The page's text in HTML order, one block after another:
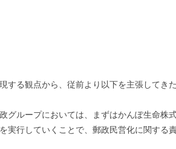
る観点から、従前より以下を主張してきた
ループにおいては、まずはかんぽ生命株
行していくことで、郵政民営化に関する